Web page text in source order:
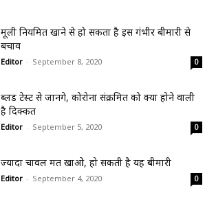
मूली नियमित खाने से हो सकता है इस गंभीर बीमारी से
बचाव
Editor - September 8, 2020 0
ब्लड टेस्ट से जानेंगे, कोरोना संक्रमित को क्या होने वाली
है दिक्कत
Editor - September 5, 2020 0
ज्यादा चावल मत खाओ, हो सकती है यह बीमारी
Editor - September 4, 2020 0